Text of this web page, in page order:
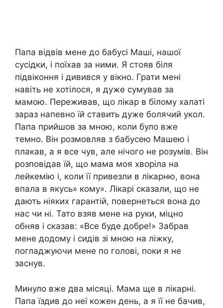
Папа відвів мене до бабусі Маші, нашої
сусідки, і поїхав за ними. Я стояв біля
підвіконня і дивився у вікно. Грати мені
навіть не хотілося, я дуже сумував за
мамою. Переживав, що лікар в білому халаті
зараз напевно їй ставить дуже болячий укол.
Папа прийшов за мною, коли було вже
темно. Він розмовляв з бабусею Машею і
плакав, а я все чув, але нічого не розумів. Він
розповідав їй, що мама моя хворіла на
лейкемію і, коли її привезли в лікарню, вона
впала в якусь» кому». Лікарі сказали, що не
дають ніяких гарантій, повернеться вона до
нас чи ні. Тато взяв мене на руки, міцно
обняв і сказав: «Все буде добре!» Забрав
мене додому і сидів зі мною на ліжку,
погладжуючи мене по голові, поки я не
заснув.
Минуло вже два місяці. Мама ще в лікарні.
Папа їздив до неї кожен день, а я її не бачив,